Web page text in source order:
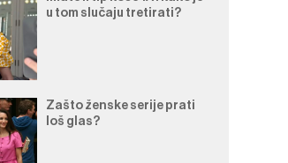
u tom slučaju tretirati?
Zašto ženske serije prati
loš glas?